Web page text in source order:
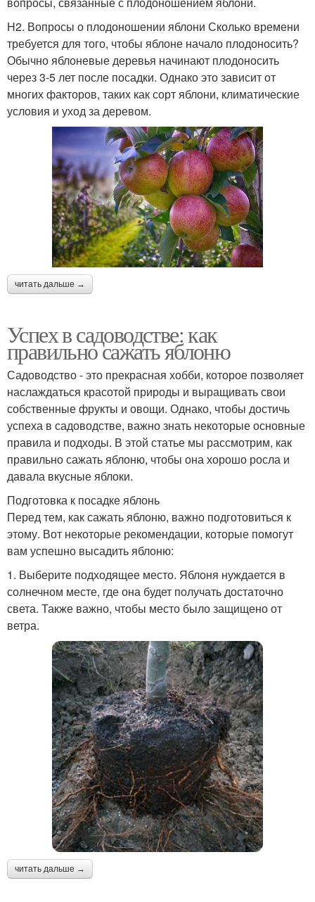
H2. Вопросы о плодоношении яблони Сколько времени
требуется для того, чтобы яблоне начало плодоносить?
Обычно яблоневые деревья начинают плодоносить
через 3-5 лет после посадки. Однако это зависит от
многих факторов, таких как сорт яблони, климатические
условия и уход за деревом.
читать дальше →
Успех в садоводстве: как
правильно сажать яблоню
Садоводство - это прекрасная хобби, которое позволяет
наслаждаться красотой природы и выращивать свои
собственные фрукты и овощи. Однако, чтобы достичь
успеха в садоводстве, важно знать некоторые основные
правила и подходы. В этой статье мы рассмотрим, как
правильно сажать яблоню, чтобы она хорошо росла и
давала вкусные яблоки.
Подготовка к посадке яблонь
Перед тем, как сажать яблоню, важно подготовиться к
этому. Вот некоторые рекомендации, которые помогут
вам успешно высадить яблоню:
1. Выберите подходящее место. Яблоня нуждается в
солнечном месте, где она будет получать достаточно
света. Также важно, чтобы место было защищено от
ветра.
читать дальше →